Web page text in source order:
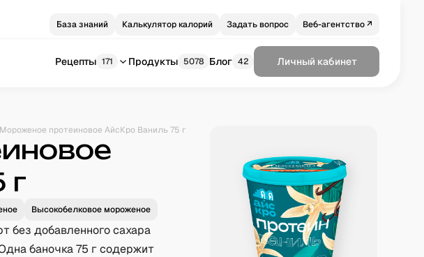
База знаний Калькулятор калорий Задать вопрос Веб-агентство ↗
Рецепты 171 Продукты 5078 Блог 42 Личный кабинет
Мороженое протеиновое АйсКро Ваниль 75 г
г
Высокобелковое мороженое
без добавленного сахара
баночка 75 г содержит